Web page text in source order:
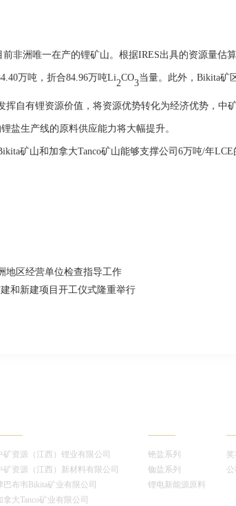
非洲唯一在产的锂矿山。根据IRES出具的资源量估
万吨，折合84.96万吨Li
2
CO
3
当量。此外， Bikita矿
自有锂资源价值，将资源优势转化为经济优势，中
盐生产线的原料供应能力将大幅提升。
矿山和加拿大Tanco矿山能够支撑公司6万吨/年
地区经营单位检查指导工作
和新建项目开工仪式隆重举行
矿资源（江西）锂业有限公司
矿资源（江西）新材料有限公司
巴布韦Bikita矿业有限公司
拿大Tanco矿业有限公司
铯盐系列
铷盐系列
锂电新能源原料
奖
公